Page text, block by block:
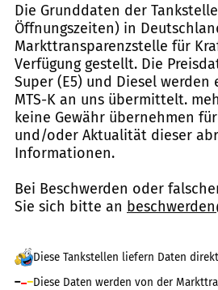
Die Grunddaten der
Öffnungszeiten) in
Markttransparenzstelle für
Verfügung gestellt. Die
Super (E5) und Diesel
MTS-K an uns übermittelt.
keine Gewähr übernehmen
und/oder Aktualität dieser
Informationen.
Bei Beschwerden oder
Sie sich bitte an
Diese Tankstellen liefern Daten
Diese Daten werden von der